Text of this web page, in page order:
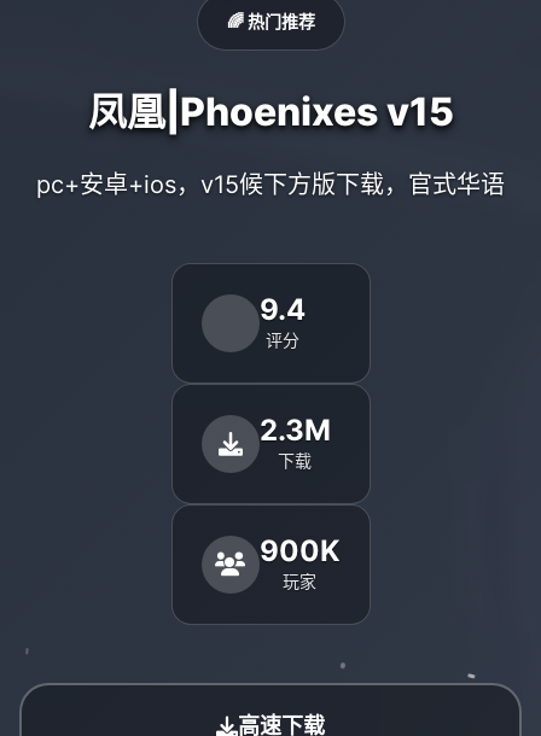
🌈 热门推荐
凤凰|Phoenixes v15
pc+安卓+ios，v15候下方版下载，官式华语
9.4
评分
2.3M
下载
900K
玩家
高速下载